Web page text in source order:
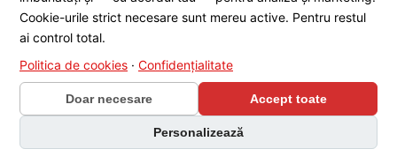
pe XVR-urile Dahua cu -I2 in terminatia codului de produs
(XVR 5104hs-I2, 5104hs-4kl-I2, etc), dupa upgrade de
firmware pe tehnologia CVI, pe tehnologia TVI
functioneaza normal.
* Imaginile, stocul si specificatiile tehnice pentru produsul Dahua HAC-
HFW1500TL-A-RMA au caracter informativ si pot contine erori sau
accesorii care nu sunt incluse in pachetul standard al produsului.
Cookie-urile strict necesare sunt mereu active. Pentru restul
ai control total.
Politica de cookies · Confidențialitate
Doar necesare
Personalizează
Accept toate
🎁 CONCURS SĂPTĂMÂNAL